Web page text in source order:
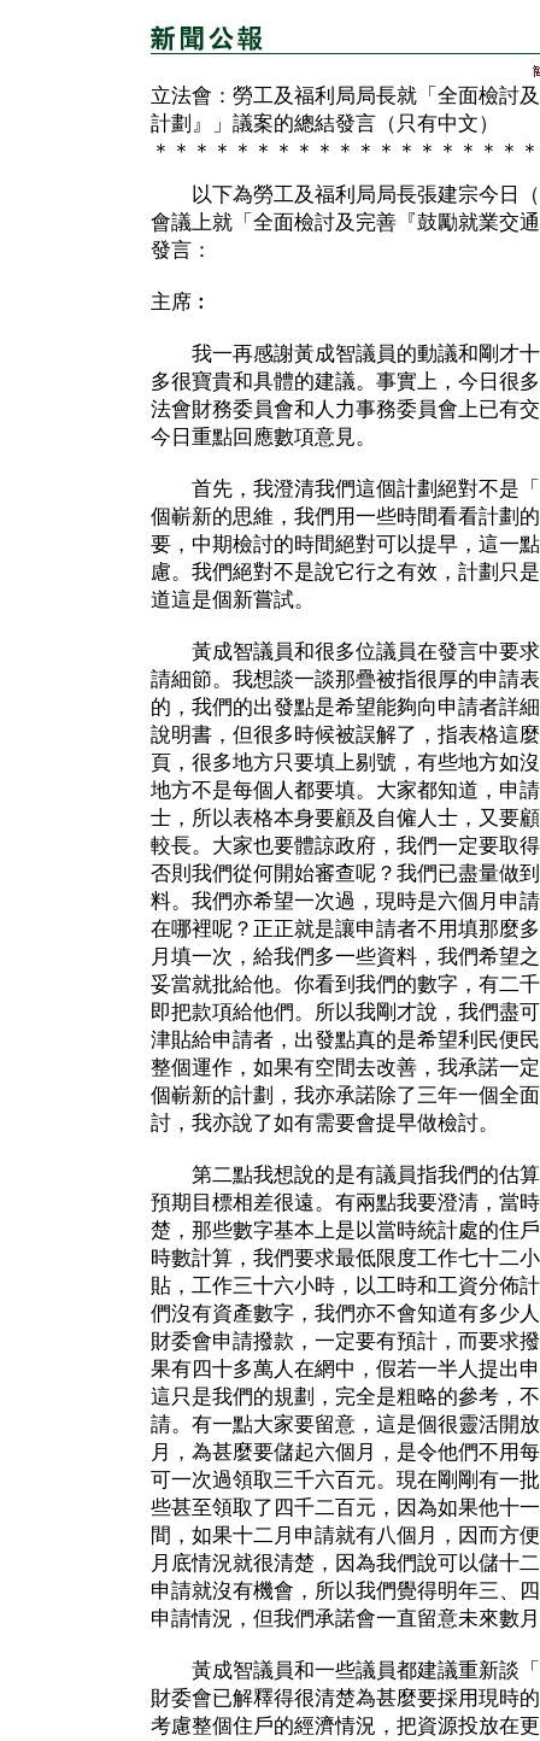
立法會：勞工及福利局局長就「全面檢討
計劃』」議案的總結發言（只有中文）
＊＊＊＊＊＊＊＊＊＊＊＊＊＊＊＊＊＊
以下為勞工及福利局局長張建宗今日（
會議上就「全面檢討及完善『鼓勵就業交
發言：
主席︰
我一再感謝黃成智議員的動議和剛才十
多很寶貴和具體的建議。事實上，今日很
法會財務委員會和人力事務委員會上已有
今日重點回應數項意見。
首先，我澄清我們這個計劃絕對不是「
個嶄新的思維，我們用一些時間看看計劃
要，中期檢討的時間絕對可以提早，這一
慮。我們絕對不是說它行之有效，計劃只
道這是個新嘗試。
黃成智議員和很多位議員在發言中要求
請細節。我想談一談那疊被指很厚的申請
的，我們的出發點是希望能夠向申請者詳
說明書，但很多時候被誤解了，指表格這
頁，很多地方只要填上剔號，有些地方如
地方不是每個人都要填。大家都知道，申
士，所以表格本身要顧及自僱人士，又要
較長。大家也要體諒政府，我們一定要取
否則我們從何開始審查呢？我們已盡量做
料。我們亦希望一次過，現時是六個月申
在哪裡呢？正正就是讓申請者不用填那麼
月填一次，給我們多一些資料，我們希望
妥當就批給他。你看到我們的數字，有二
即把款項給他們。所以我剛才說，我們盡
津貼給申請者，出發點真的是希望利民便
整個運作，如果有空間去改善，我承諾一
個嶄新的計劃，我亦承諾除了三年一個全
討，我亦說了如有需要會提早做檢討。
第二點我想說的是有議員指我們的估算
預期目標相差很遠。有兩點我要澄清，當
楚，那些數字基本上是以當時統計處的住
時數計算，我們要求最低限度工作七十二
貼，工作三十六小時，以工時和工資分佈
們沒有資產數字，我們亦不會知道有多少
財委會申請撥款，一定要有預計，而要求
果有四十多萬人在網中，假若一半人提出
這只是我們的規劃，完全是粗略的參考，
請。有一點大家要留意，這是個很靈活開
月，為甚麼要儲起六個月，是令他們不用
可一次過領取三千六百元。現在剛剛有一
些甚至領取了四千二百元，因為如果他十
間，如果十二月申請就有八個月，因而方
月底情況就很清楚，因為我們說可以儲十
申請就沒有機會，所以我們覺得明年三、
申請情況，但我們承諾會一直留意未來數
黃成智議員和一些議員都建議重新談「
財委會已解釋得很清楚為甚麼要採用現時
考慮整個住戶的經濟情況，把資源投放在